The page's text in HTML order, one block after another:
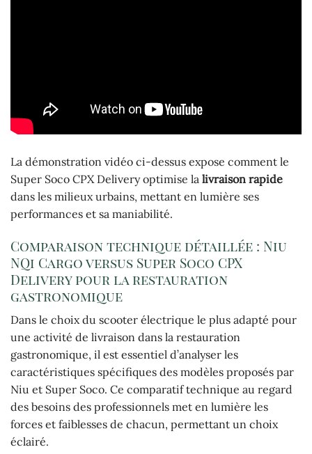
La démonstration vidéo ci-dessus expose comment le
Super Soco CPX Delivery optimise la livraison rapide
dans les milieux urbains, mettant en lumière ses
performances et sa maniabilité.
Comparaison technique détaillée : Niu
NQi Cargo versus Super Soco CPX
Delivery pour la restauration
gastronomique
Dans le choix du scooter électrique le plus adapté pour
une activité de livraison dans la restauration
gastronomique, il est essentiel d’analyser les
caractéristiques spécifiques des modèles proposés par
Niu et Super Soco. Ce comparatif technique au regard
des besoins des professionnels met en lumière les
forces et faiblesses de chacun, permettant un choix
éclairé.